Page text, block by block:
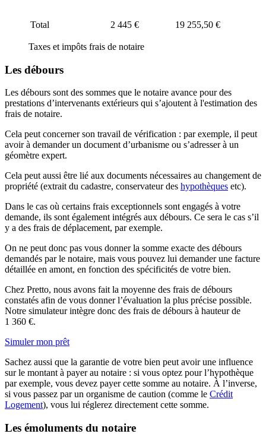
Total 2 445 € 19 255,50 €
Taxes et impôts frais de notaire
Les débours
Les débours sont des sommes que le notaire avance pour des
prestations d’intervenants extérieurs qui s’ajoutent à l'estimation des
frais de notaire.
Cela peut concerner son travail de vérification : par exemple, il peut
avoir à demander un document d’urbanisme ou s’adresser à un
géomètre expert.
Cela peut aussi être lié aux documents nécessaires au changement de
propriété (extrait du cadastre, conservateur des hypothèques etc).
Dans le cas où certains frais exceptionnels sont engagés à votre
demande, ils sont également intégrés aux débours. Ce sera le cas s’il
y a des frais de déplacement, par exemple.
On ne peut donc pas vous donner la somme exacte des débours
demandés par le notaire, mais vous pouvez lui demander une facture
détaillée en amont, en fonction des spécificités de votre bien.
Chez Pretto, nous avons fait la moyenne des frais de débours
constatés afin de vous donner l’évaluation la plus précise possible.
Notre simulateur intègre donc des frais de débours à hauteur de
1 360 €.
Simuler mon prêt
Sachez aussi que la garantie de votre bien peut avoir une influence
sur le montant à payer au notaire : si vous optez pour l’hypothèque
par exemple, vous devez payer cette somme au notaire. À l’inverse,
si vous passez par un organisme de caution (comme le Crédit
Logement), vous lui réglerez directement cette somme.
Les émoluments du notaire